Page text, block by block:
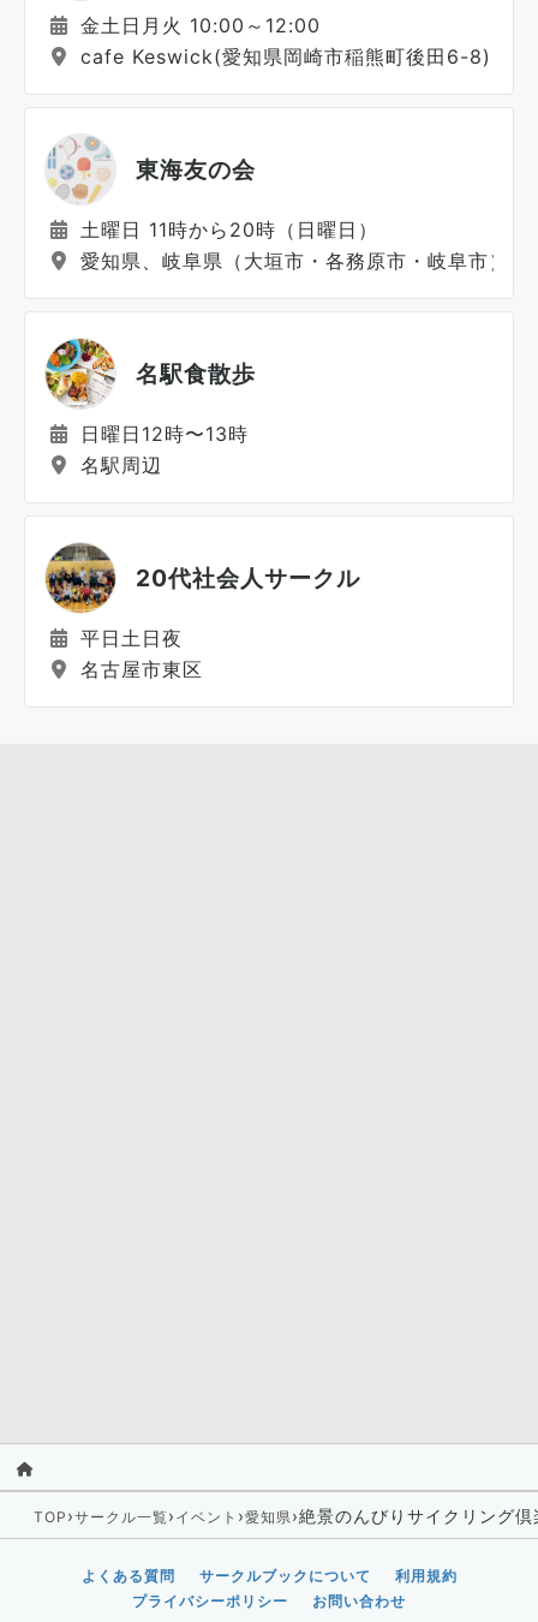
金土日月火 10:00～12:00
cafe Keswick(愛知県岡崎市稲熊町後田6-8)
東海友の会
土曜日 11時から20時（日曜日）
愛知県、岐阜県（大垣市・各務原市・岐阜市）、
名駅食散歩
日曜日12時〜13時
名駅周辺
20代社会人サークル
平日土日夜
名古屋市東区
TOP ›サークル一覧› イベント ›愛知県›絶景のんびりサイクリング倶
よくある質問 サークルブックについて
利用規約
プライバシーポリシー
お問い合わせ